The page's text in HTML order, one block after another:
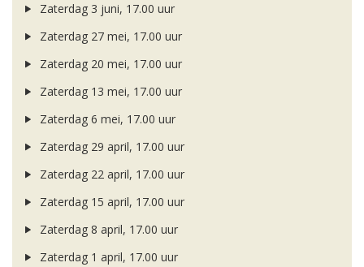
Zaterdag 3 juni, 17.00 uur
Zaterdag 27 mei, 17.00 uur
Zaterdag 20 mei, 17.00 uur
Zaterdag 13 mei, 17.00 uur
Zaterdag 6 mei, 17.00 uur
Zaterdag 29 april, 17.00 uur
Zaterdag 22 april, 17.00 uur
Zaterdag 15 april, 17.00 uur
Zaterdag 8 april, 17.00 uur
Zaterdag 1 april, 17.00 uur